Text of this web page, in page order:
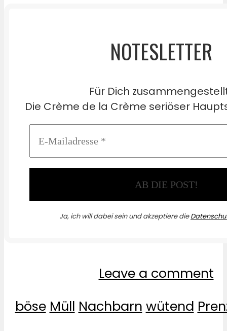
NOTESLETTER
Für Dich
Die Crème de la Crème seriöser
Ja, ich will dabei sein und akzeptiere die
Leave a comment
böse Müll Nachbarn wütend